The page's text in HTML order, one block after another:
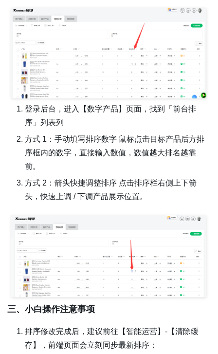
登录后台，进入【数字产品】页面，找到「前台排
序」列表列
方式 1：手动填写排序数字 鼠标点击目标产品后方排
序框内的数字，直接输入数值，数值越大排名越靠
前。
方式 2：箭头快捷调整排序 点击排序栏右侧上下箭
头，快速上调 / 下调产品展示位置。
三、小白操作注意事项
排序修改完成后，建议前往【智能运营】-【清除缓
存】，前端页面会立刻同步最新排序；
· 扫描二维码分享至微信
修改产品前端排序